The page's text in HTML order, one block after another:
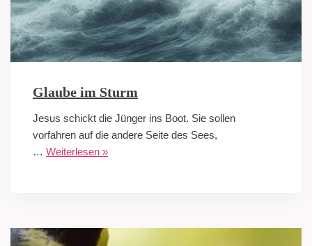
Glaube im Sturm
Jesus schickt die Jünger ins Boot. Sie sollen
vorfahren auf die andere Seite des Sees,
… Weiterlesen »